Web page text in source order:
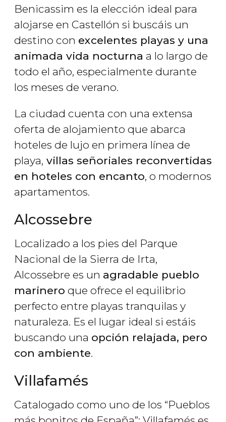
Benicassim es la elección ideal para
alojarse en Castellón si buscáis un
destino con excelentes playas y una
animada vida nocturna a lo largo de
todo el año, especialmente durante
los meses de verano.
La ciudad cuenta con una extensa
oferta de alojamiento que abarca
hoteles de lujo en primera línea de
playa, villas señoriales reconvertidas
en hoteles con encanto, o modernos
apartamentos.
Alcossebre
Localizado a los pies del Parque
Nacional de la Sierra de Irta,
Alcossebre es un agradable pueblo
marinero que ofrece el equilibrio
perfecto entre playas tranquilas y
naturaleza. Es el lugar ideal si estáis
buscando una opción relajada, pero
con ambiente.
Villafamés
Catalogado como uno de los “Pueblos